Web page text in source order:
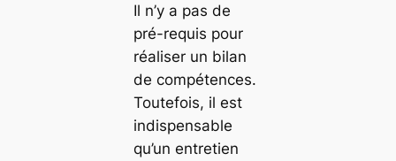
Il n’y a pas de
pré-requis pour
réaliser un bilan
de compétences.
Toutefois, il est
indispensable
qu’un entretien